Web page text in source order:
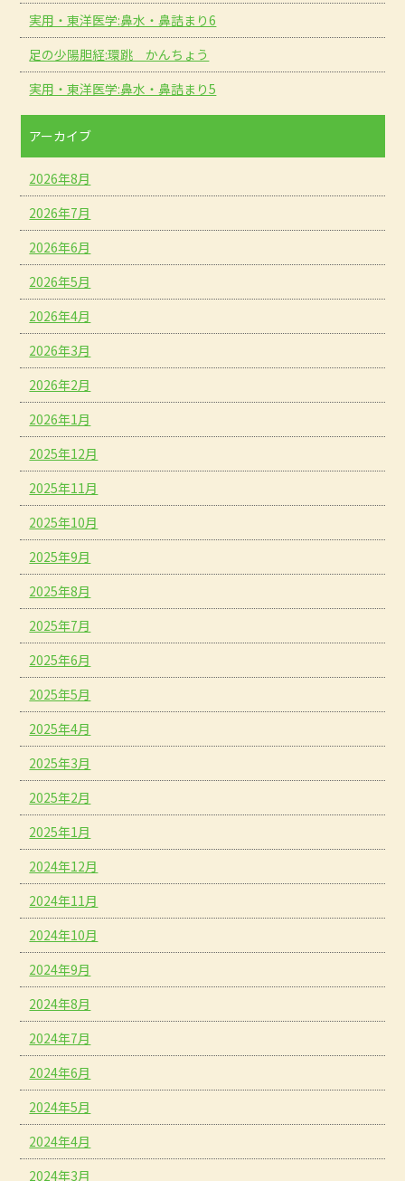
実用・東洋医学:鼻水・鼻詰まり6
足の少陽胆経:環跳 かんちょう
実用・東洋医学:鼻水・鼻詰まり5
アーカイブ
2026年8月
2026年7月
2026年6月
2026年5月
2026年4月
2026年3月
2026年2月
2026年1月
2025年12月
2025年11月
2025年10月
2025年9月
2025年8月
2025年7月
2025年6月
2025年5月
2025年4月
2025年3月
2025年2月
2025年1月
2024年12月
2024年11月
2024年10月
2024年9月
2024年8月
2024年7月
2024年6月
2024年5月
2024年4月
2024年3月